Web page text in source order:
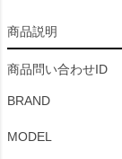
商品説明
商品問い合わせID
BRAND
MODEL